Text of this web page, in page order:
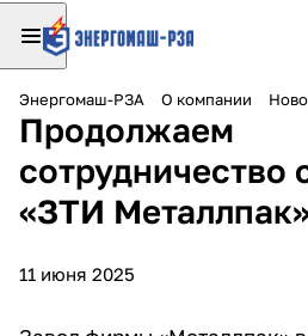
Энергомаш-РЗА О компании
Продолжаем
сотрудничество
«ЗТИ Металлпак»
11 июня 2025